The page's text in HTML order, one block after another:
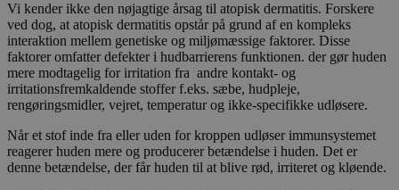
Vi kender ikke den nøjagtige årsag til atopisk dermatitis. Forskere
ved dog, at atopisk dermatitis opstår på grund af en kompleks
interaktion mellem genetiske og miljømæssige faktorer. Disse
faktorer omfatter defekter i hudbarrierens funktionen. der gør huden
mere modtagelig for irritation fra andre kontakt- og
irritationsfremkaldende stoffer f.eks. sæbe, hudpleje,
rengøringsmidler, vejret, temperatur og ikke-specifikke udløsere.
Når et stof inde fra eller uden for kroppen udløser immunsystemet
reagerer huden mere og producerer betændelse i huden. Det er
denne betændelse, der får huden til at blive rød, irriteret og kløende.